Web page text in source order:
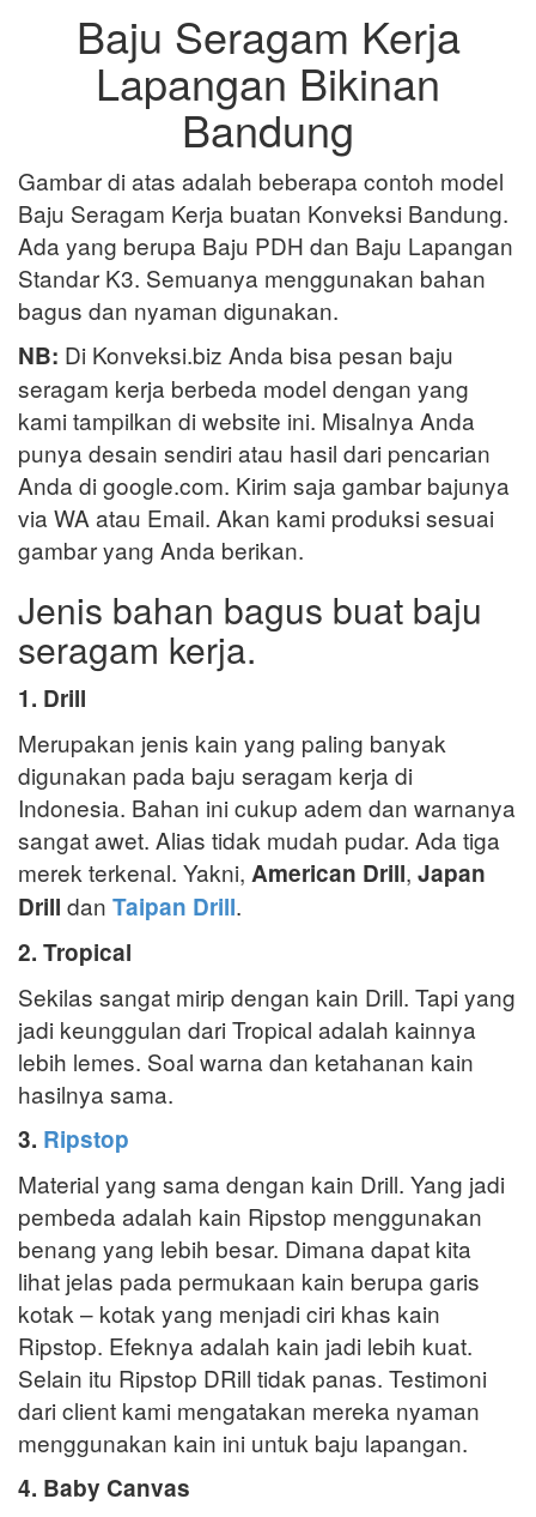
Baju Seragam Kerja
Lapangan Bikinan
Bandung
Gambar di atas adalah beberapa contoh model
Baju Seragam Kerja buatan Konveksi Bandung.
Ada yang berupa Baju PDH dan Baju Lapangan
Standar K3. Semuanya menggunakan bahan
bagus dan nyaman digunakan.
NB: Di Konveksi.biz Anda bisa pesan baju
seragam kerja berbeda model dengan yang
kami tampilkan di website ini. Misalnya Anda
punya desain sendiri atau hasil dari pencarian
Anda di google.com. Kirim saja gambar bajunya
via WA atau Email. Akan kami produksi sesuai
gambar yang Anda berikan.
Jenis bahan bagus buat baju
seragam kerja.
1. Drill
Merupakan jenis kain yang paling banyak
digunakan pada baju seragam kerja di
Indonesia. Bahan ini cukup adem dan warnanya
sangat awet. Alias tidak mudah pudar. Ada tiga
merek terkenal. Yakni, American Drill, Japan
Drill dan Taipan Drill.
2. Tropical
Sekilas sangat mirip dengan kain Drill. Tapi yang
jadi keunggulan dari Tropical adalah kainnya
lebih lemes. Soal warna dan ketahanan kain
hasilnya sama.
3. Ripstop
Material yang sama dengan kain Drill. Yang jadi
pembeda adalah kain Ripstop menggunakan
benang yang lebih besar. Dimana dapat kita
lihat jelas pada permukaan kain berupa garis
kotak – kotak yang menjadi ciri khas kain
Ripstop. Efeknya adalah kain jadi lebih kuat.
Selain itu Ripstop DRill tidak panas. Testimoni
dari client kami mengatakan mereka nyaman
menggunakan kain ini untuk baju lapangan.
4. Baby Canvas